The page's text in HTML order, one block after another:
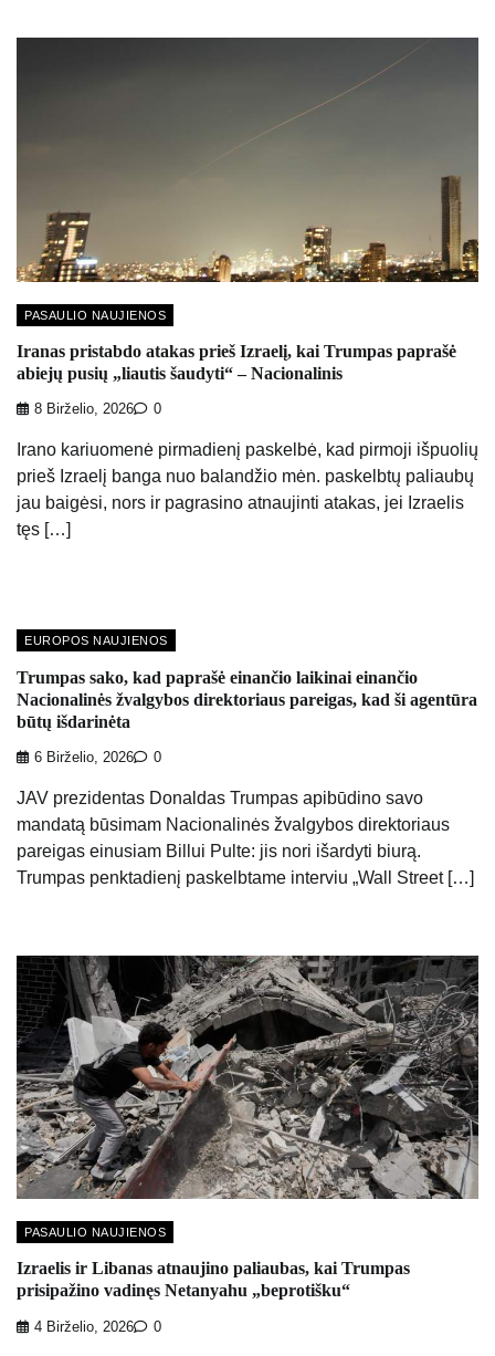
PASAULIO NAUJIENOS
Iranas pristabdo atakas prieš Izraelį, kai Trumpas paprašė
abiejų pusių „liautis šaudyti“ – Nacionalinis
8 Birželio, 2026 0
Irano kariuomenė pirmadienį paskelbė, kad pirmoji išpuolių
prieš Izraelį banga nuo balandžio mėn. paskelbtų paliaubų
jau baigėsi, nors ir pagrasino atnaujinti atakas, jei Izraelis
tęs […]
EUROPOS NAUJIENOS
Trumpas sako, kad paprašė einančio laikinai einančio
Nacionalinės žvalgybos direktoriaus pareigas, kad ši agentūra
būtų išdarinėta
6 Birželio, 2026 0
JAV prezidentas Donaldas Trumpas apibūdino savo
mandatą būsimam Nacionalinės žvalgybos direktoriaus
pareigas einusiam Billui Pulte: jis nori išardyti biurą.
Trumpas penktadienį paskelbtame interviu „Wall Street […]
PASAULIO NAUJIENOS
Izraelis ir Libanas atnaujino paliaubas, kai Trumpas
prisipažino vadinęs Netanyahu „beprotišku“
4 Birželio, 2026 0